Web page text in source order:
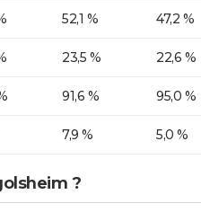
52,1 % 47,2 %
23,5 % 22,6 %
91,6 % 95,0 %
7,9 % 5,0 %
?